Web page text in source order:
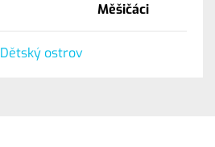
Měšičáci
Dětský ostrov